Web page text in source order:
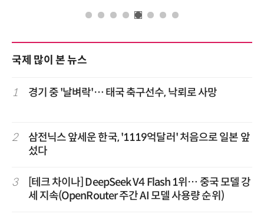
국제 많이 본 뉴스
1 경기 중 '날벼락'… 태국 축구선수, 낙뢰로 사망
2
삼전닉스 앞세운 한국, '1119억달러' 처음으로 일본 앞
섰다
3
[테크 차이나] DeepSeek V4 Flash 1위… 중국 모델 강
세 지속(OpenRouter 주간 AI 모델 사용량 순위)